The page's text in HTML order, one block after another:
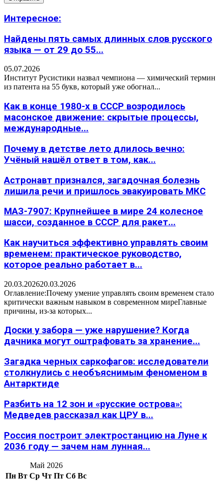
Интересное:
Найдены пять самых длинных слов русского
языка — от 29 до 55...
05.07.2026
Институт Русистики назвал чемпиона — химический термин
из патента на 55 букв, который уже обогнал...
Как в конце 1980-х в СССР возродилось
масонское движение: скрытые процессы,
международные...
Почему в детстве лето длилось вечно:
Учёный нашёл ответ в том, как...
Астронавт признался, загадочная болезнь
лишила речи и пришлось эвакуировать МКС
МАЗ-7907: Крупнейшее в мире 24 колесное
шасси, созданное в СССР для ракет...
Как научиться эффективно управлять своим
временем: практическое руководство,
которое реально работает в...
20.03.202620.03.2026
Оглавление:Почему умение управлять своим временем стало
критически важным навыком в современном миреГлавные
причины, из-за которых...
Доски у забора — уже нарушение? Когда
дачника могут оштрафовать за хранение...
Загадка черных саркофагов: исследователи
столкнулись с необъяснимым феноменом в
Антарктиде
Разбить на 12 зон и «русские острова»:
Медведев рассказал как ЦРУ в...
Россия построит электростанцию на Луне к
2036 году — зачем нам лунная...
Май 2026
Пн Вт Ср Чт Пт Сб Вс